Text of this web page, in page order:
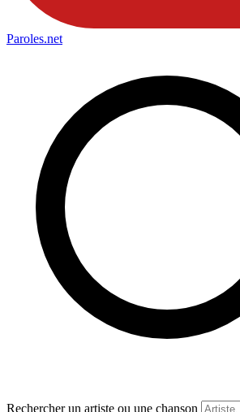
Paroles.net
Rechercher un artiste ou une chanson